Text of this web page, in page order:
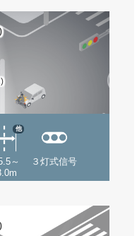
～
他
３灯式信号